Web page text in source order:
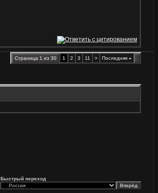
Страница 1 из 30 1 2 3 11 > Последняя »
Быстрый переход